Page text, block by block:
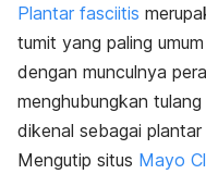
Plantar fasciitis
tumit yang paling
dengan munculnya
menghubungkan
dikenal sebagai
Mengutip situs Mayo